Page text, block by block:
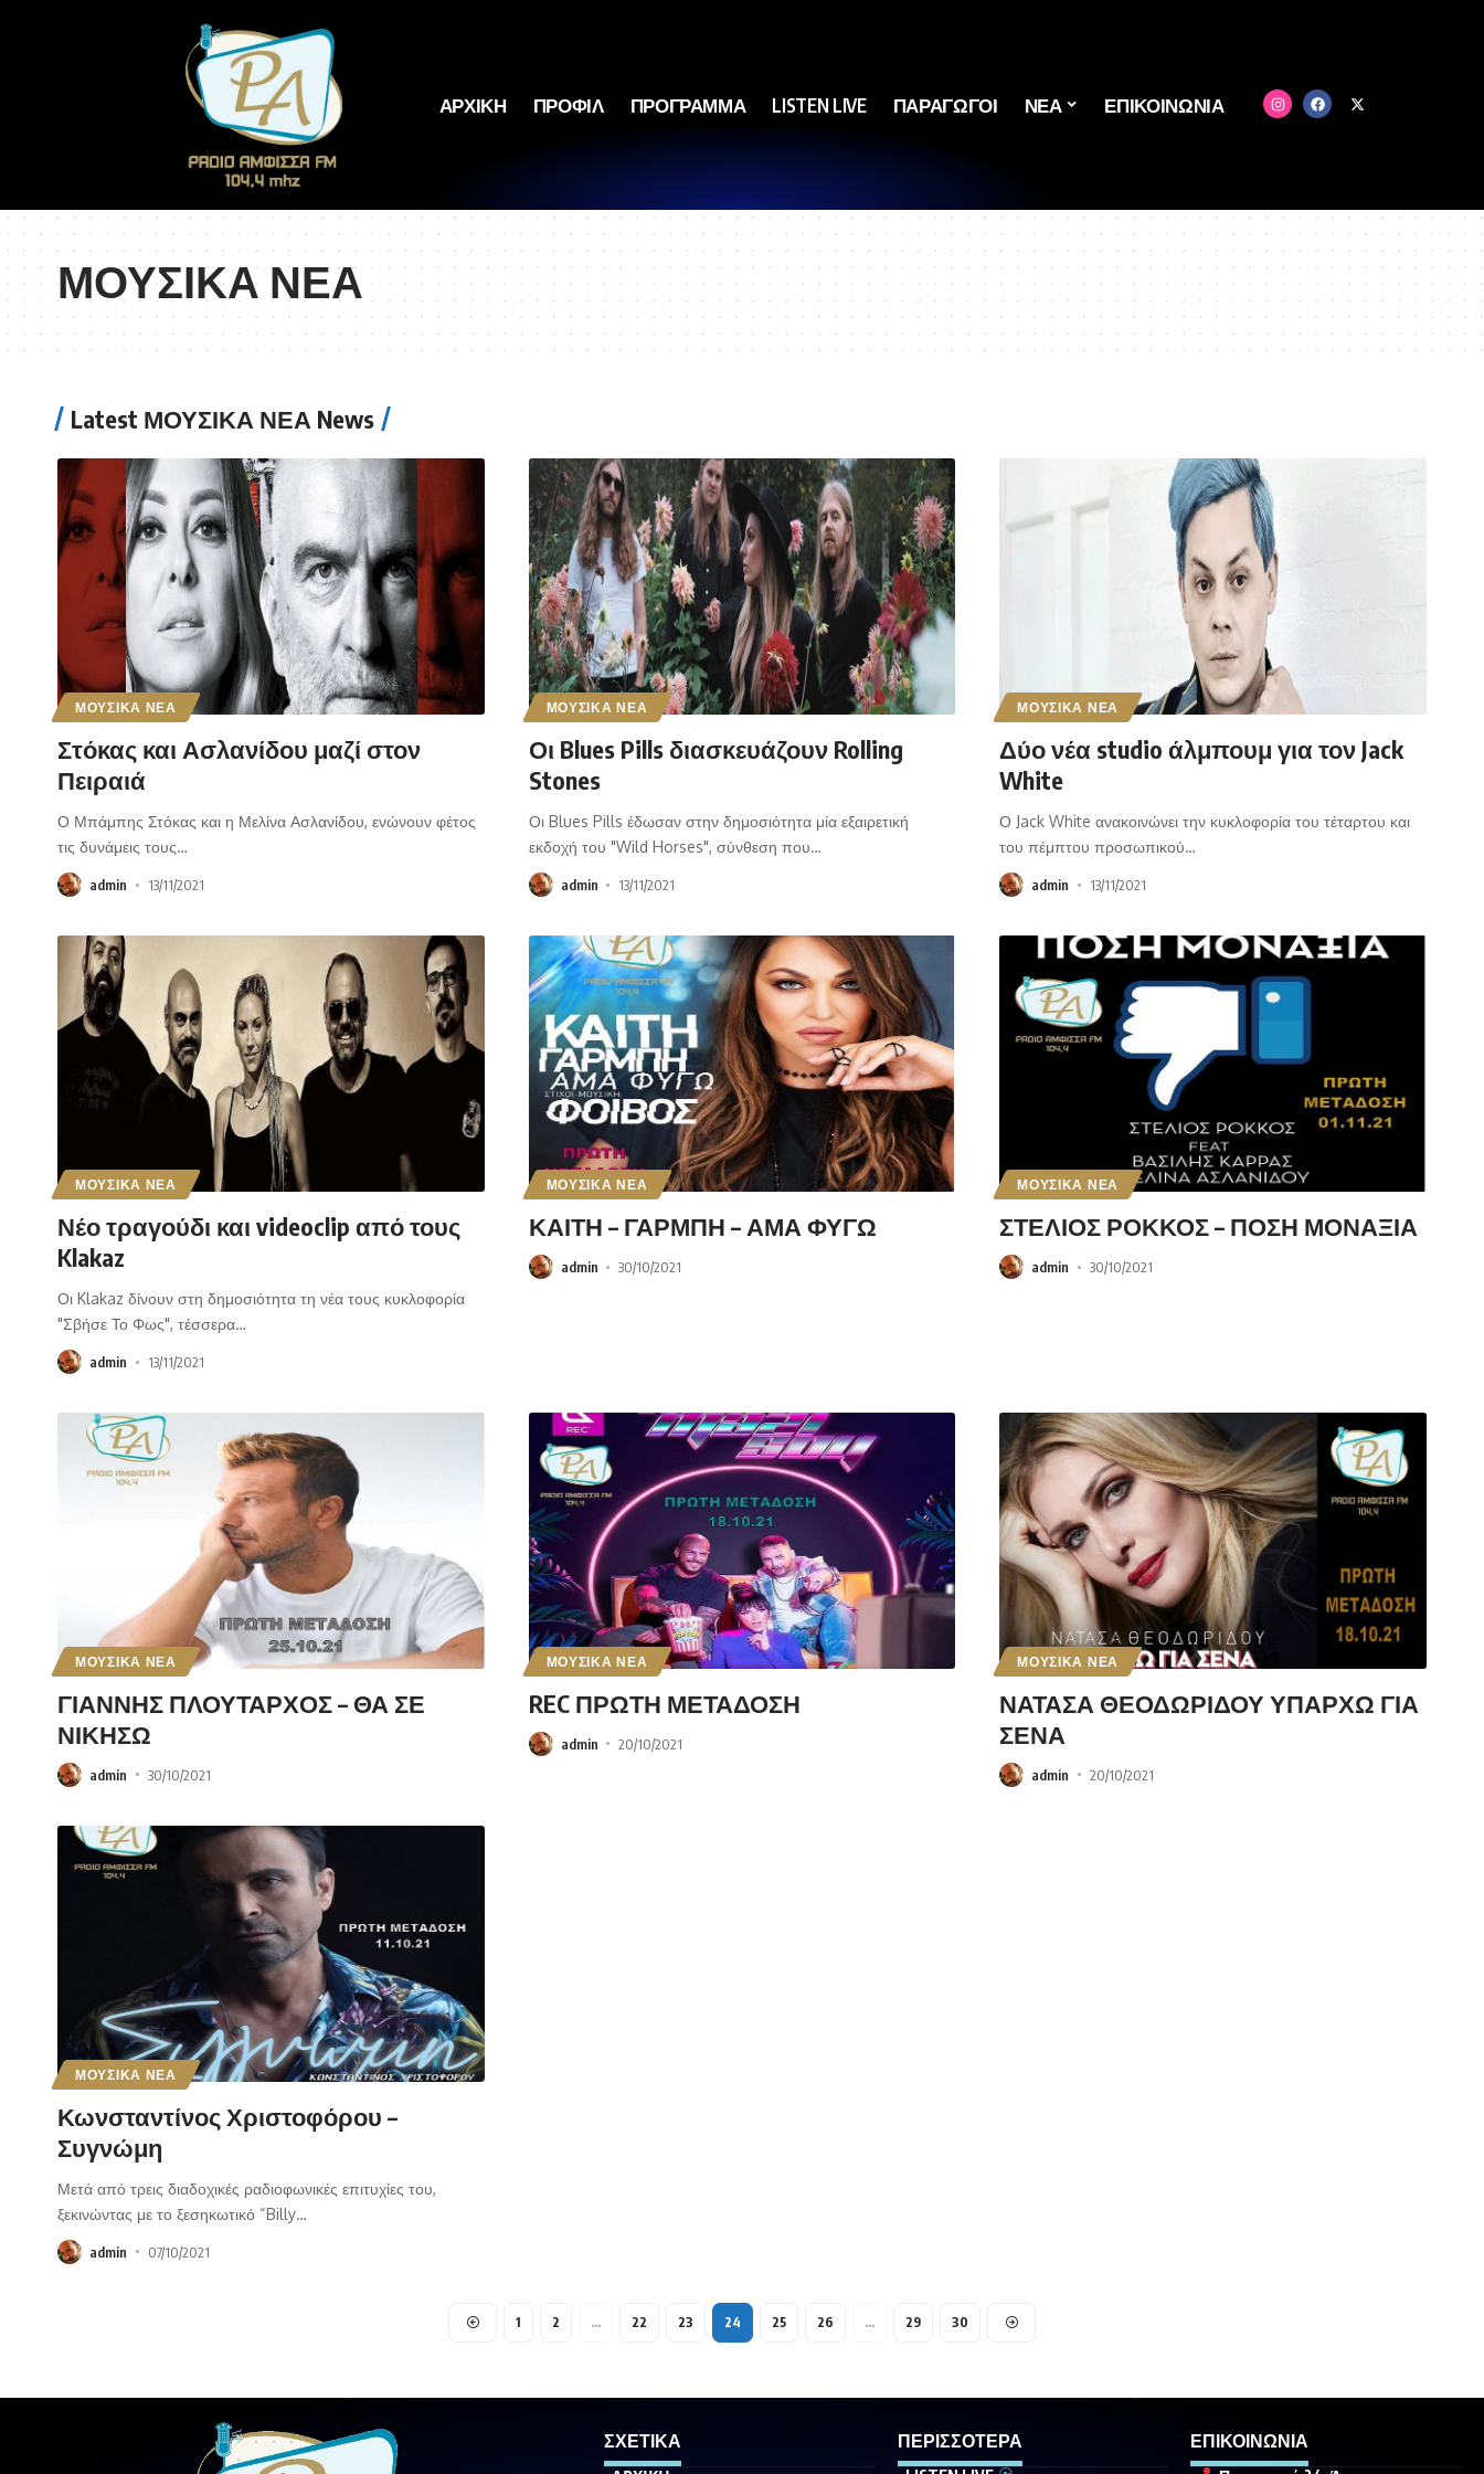
ΑΡΧΙΚΗ ΠΡΟΦΙΛ ΠΡΟΓΡΑΜΜΑ LISTEN LIVE ΠΑΡΑΓΩΓΟΙ ΝΕΑ ΕΠΙΚΟΙΝΩΝΙΑ
ΜΟΥΣΙΚΑ ΝΕΑ
Latest ΜΟΥΣΙΚΑ ΝΕΑ News
ΜΟΥΣΙΚΑ ΝΕΑ
Στόκας και Ασλανίδου μαζί στον
Πειραιά
Ο Μπάμπης Στόκας και η Μελίνα Ασλανίδου, ενώνουν φέτος
τις δυνάμεις τους…
admin 13/11/2021
ΜΟΥΣΙΚΑ ΝΕΑ
Οι Blues Pills διασκευάζουν Rolling
Stones
Οι Blues Pills έδωσαν στην δημοσιότητα μία εξαιρετική
εκδοχή του "Wild Horses", σύνθεση που…
admin 13/11/2021
ΜΟΥΣΙΚΑ ΝΕΑ
Δύο νέα studio άλμπουμ για τον Jack
White
Ο Jack White ανακοινώνει την κυκλοφορία του τέταρτου και
του πέμπτου προσωπικού…
admin 13/11/2021
ΜΟΥΣΙΚΑ ΝΕΑ
Νέο τραγούδι και videoclip από τους
Klakaz
Οι Klakaz δίνουν στη δημοσιότητα τη νέα τους κυκλοφορία
"Σβήσε Το Φως", τέσσερα…
admin 13/11/2021
ΜΟΥΣΙΚΑ ΝΕΑ
ΚΑΙΤΗ – ΓΑΡΜΠΗ – ΑΜΑ ΦΥΓΩ
admin 30/10/2021
ΜΟΥΣΙΚΑ ΝΕΑ
ΣΤΕΛΙΟΣ ΡΟΚΚΟΣ – ΠΟΣΗ ΜΟΝΑΞΙΑ
admin 30/10/2021
ΜΟΥΣΙΚΑ ΝΕΑ
ΓΙΑΝΝΗΣ ΠΛΟΥΤΑΡΧΟΣ – ΘΑ ΣΕ
ΝΙΚΗΣΩ
admin 30/10/2021
ΜΟΥΣΙΚΑ ΝΕΑ
REC ΠΡΩΤΗ ΜΕΤΑΔΟΣΗ
admin 20/10/2021
ΜΟΥΣΙΚΑ ΝΕΑ
ΝΑΤΑΣΑ ΘΕΟΔΩΡΙΔΟΥ ΥΠΑΡΧΩ ΓΙΑ
ΣΕΝΑ
admin 20/10/2021
ΜΟΥΣΙΚΑ ΝΕΑ
Κωνσταντίνος Χριστοφόρου –
Συγνώμη
Μετά από τρεις διαδοχικές ραδιοφωνικές επιτυχίες του,
ξεκινώντας με το ξεσηκωτικό “Billy…
admin 07/10/2021
1 2 … 22 23 24 25 26 … 29 30
ΣΧΕΤΙΚΑ ΠΕΡΙΣΣΟΤΕΡΑ ΕΠΙΚΟΙΝΩΝΙΑ